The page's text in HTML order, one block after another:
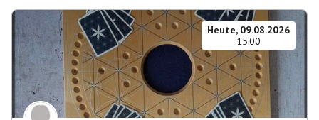
Heute, 09.08.2026
15:00